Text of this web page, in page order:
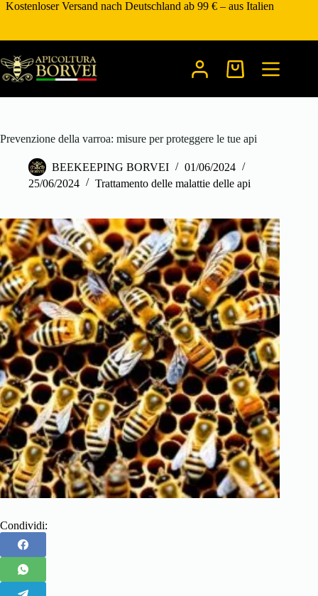
Zum
Kostenloser Versand nach Deutschland ab 99 € – aus Italien
Warenkorb
Prevenzione della varroa: misure per proteggere le tue api
BEEKEEPING BORVEI
01/06/2024
25/06/2024
Trattamento delle malattie delle api
Condividi: